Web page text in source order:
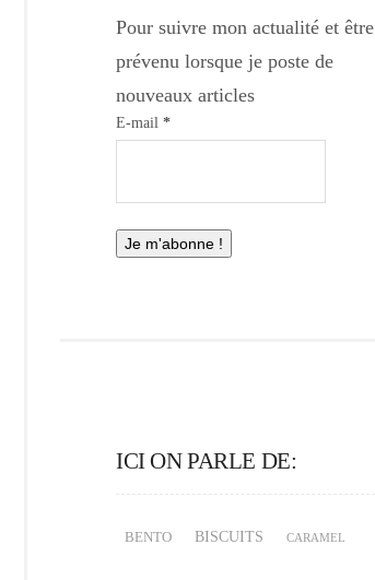
Pour suivre mon actualité et être
prévenu lorsque je poste de
nouveaux articles
E-mail *
ICI ON PARLE DE:
BENTO BISCUITS CARAMEL